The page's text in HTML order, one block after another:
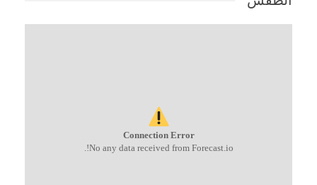
Connection Error
No any data received from Forecast.io!.